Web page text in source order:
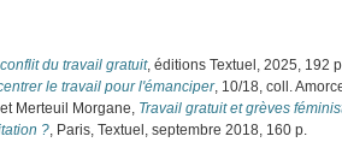
du travail gratuit, éditions Textuel, 2025, 192
le travail pour l'émanciper, 10/18, coll.
Merteuil Morgane, Travail gratuit et grèves
?, Paris, Textuel, septembre 2018, 160 p.